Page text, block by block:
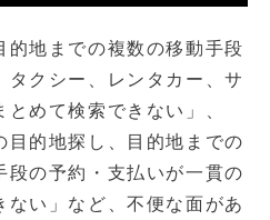
的地までの複数の移動手段
タクシー、レンタカー、サ
めて検索できない」、
目的地探し、目的地までの
段の予約・支払いが一貫の
い」など、不便な面があ